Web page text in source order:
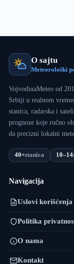
O sajtu
Meteorološki
VojvodinaMeteo od
Srbiji u realnom
stanica, radarska i
prognoze koje ručno
da precizni lokalni
40+stanica 10–14
Navigacija
Uslovi korišćenja
Politika
O nama
Kontakt